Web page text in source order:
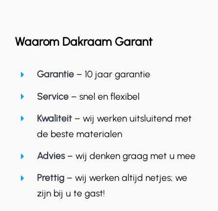
Waarom Dakraam Garant
Garantie– 10 jaar garantie
Service – snel en flexibel
Kwaliteit– wij werken uitsluitend met
de beste materialen
Advies– wij denken graag met u mee
Prettig– wij werken altijd netjes; we
zijn bij u te gast!